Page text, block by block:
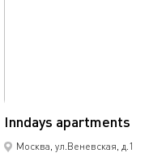
Inndays apartments
Москва, ул.Веневская, д.1